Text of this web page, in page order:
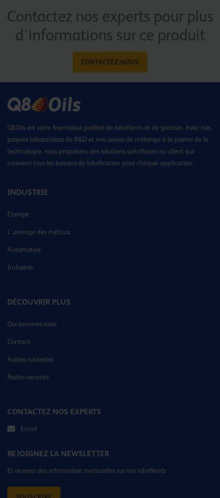
Contactez nos experts pour plus
d'informations sur ce produit
CONTACTEZ-NOUS
Q8Oils est votre fournisseur préféré de lubrifiants et de graisses. Avec nos
propres laboratoires de R&D et nos usines de mélange à la pointe de la
technologie, nous proposons des solutions spécifiques au client qui
couvrent tous les besoins de lubrification pour chaque application.
INDUSTRIE
Energie
L’usinage des métaux
Automotive
Industrie
DÉCOUVRIR PLUS
Qui sommes nous
Contact
Autres nouvelles
Postes vacants
CONTACTEZ NOS EXPERTS
Email
REJOIGNEZ LA NEWSLETTER
Et recevez des information mensuelles sur nos lubrifiants